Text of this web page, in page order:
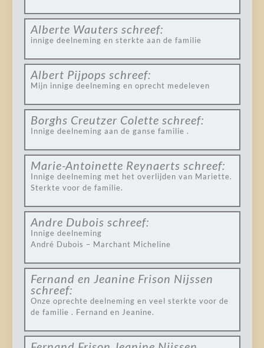
Alberte Wauters schreef:
innige deelneming en sterkte aan de familie
Albert Pijpops schreef:
Mijn innige deelneming en oprecht medeleven
Borghs Creutzer Colette schreef:
Innige deelneming aan de ganse familie .
Marie-Antoinette Reynaerts schreef:
Innige deelneming met het overlijden van Mariette.
Sterkte voor de familie.
Andre Dubois schreef:
Innige deelneming
André Dubois – Marchant Micheline
Fernand en Jeanine Frison Nijssen
schreef:
Onze oprechte deelneming en veel sterkte voor de
de familie . Fernand en Jeanine.